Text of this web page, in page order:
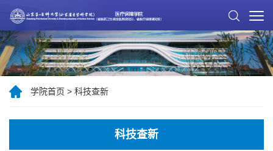
学院首页 > 科技查新
科技查新